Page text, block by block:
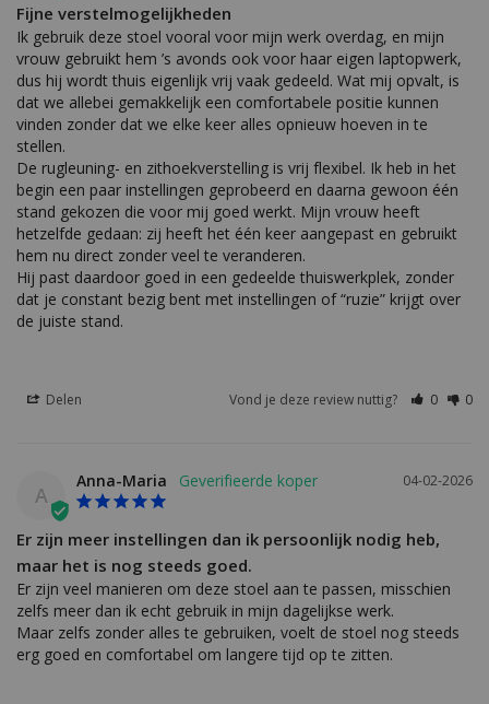
Fijne verstelmogelijkheden
Ik gebruik deze stoel vooral voor mijn werk overdag, en mijn
vrouw gebruikt hem ’s avonds ook voor haar eigen laptopwerk,
dus hij wordt thuis eigenlijk vrij vaak gedeeld. Wat mij opvalt, is
dat we allebei gemakkelijk een comfortabele positie kunnen
vinden zonder dat we elke keer alles opnieuw hoeven in te
stellen.
De rugleuning- en zithoekverstelling is vrij flexibel. Ik heb in het
begin een paar instellingen geprobeerd en daarna gewoon één
stand gekozen die voor mij goed werkt. Mijn vrouw heeft
hetzelfde gedaan: zij heeft het één keer aangepast en gebruikt
hem nu direct zonder veel te veranderen.
Hij past daardoor goed in een gedeelde thuiswerkplek, zonder
dat je constant bezig bent met instellingen of “ruzie” krijgt over
de juiste stand.
Delen Vond je deze review nuttig? 0 0
A
04-02-2026
Anna-Maria
Er zijn meer instellingen dan ik persoonlijk nodig heb,
maar het is nog steeds goed.
Er zijn veel manieren om deze stoel aan te passen, misschien
zelfs meer dan ik echt gebruik in mijn dagelijkse werk.
Maar zelfs zonder alles te gebruiken, voelt de stoel nog steeds
erg goed en comfortabel om langere tijd op te zitten.